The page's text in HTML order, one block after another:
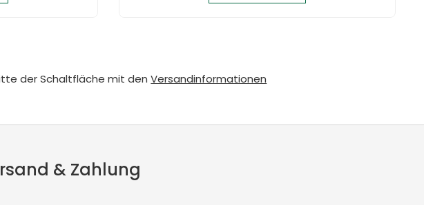
der Schaltfläche mit denVersandinformationen
& Zahlung